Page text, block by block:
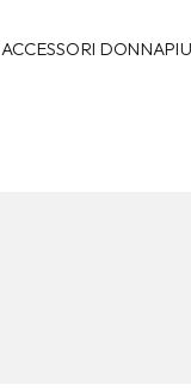
ACCESSORI DONNA